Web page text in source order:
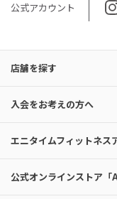
公式アカウント
店舗を探す
入会をお考えの方へ
エニタイムフィットネス
公式オンラインストア「